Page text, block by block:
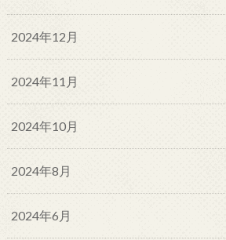
2024年12月
2024年11月
2024年10月
2024年8月
2024年6月